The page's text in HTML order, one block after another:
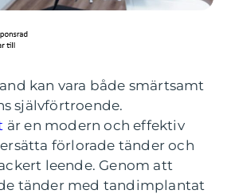
kan vara både smärtsamt
självförtroende.
är en modern och effektiv
förlorade tänder och
leende. Genom att
tänder med tandimplantat